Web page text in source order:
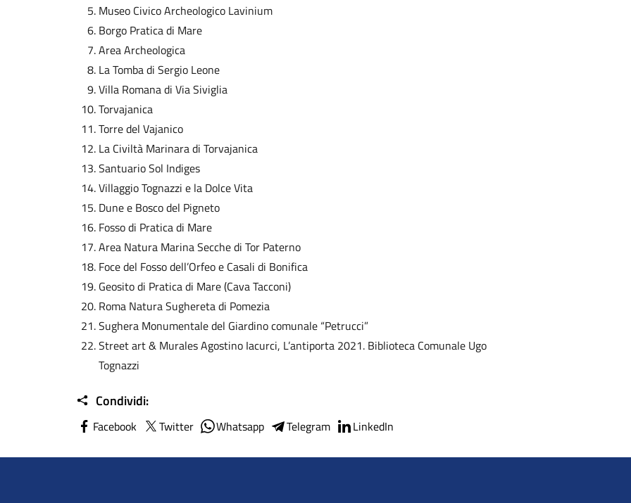
Museo Civico Archeologico Lavinium
Borgo Pratica di Mare
Area Archeologica
La Tomba di Sergio Leone
Villa Romana di Via Siviglia
Torvajanica
Torre del Vajanico
La Civiltà Marinara di Torvajanica
Santuario Sol Indiges
Villaggio Tognazzi e la Dolce Vita
Dune e Bosco del Pigneto
Fosso di Pratica di Mare
Area Natura Marina Secche di Tor Paterno
Foce del Fosso dell’Orfeo e Casali di Bonifica
Geosito di Pratica di Mare (Cava Tacconi)
Roma Natura Sughereta di Pomezia
Sughera Monumentale del Giardino comunale “Petrucci”
Street art & Murales Agostino Iacurci, L’antiporta 2021. Biblioteca Comunale Ugo
Tognazzi
Condividi:
Facebook Twitter Whatsapp Telegram LinkedIn